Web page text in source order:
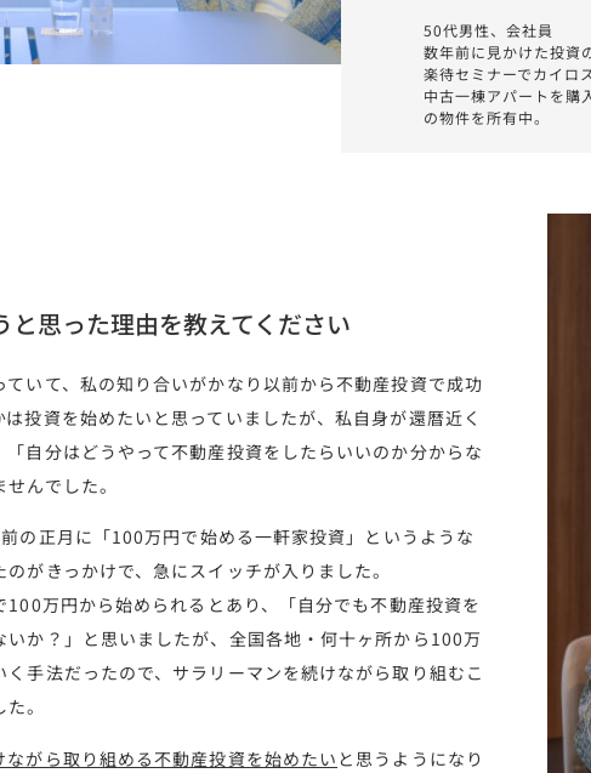
50代男性、会社員
数年前に見かけた投資
楽待セミナーでカイロ
中古一棟アパートを購
の物件を所有中。
と思った理由を教えてください
いて、私の知り合いがかなり以前から不動産投資で成功
投資を始めたいと思っていましたが、私自身が還暦近く
自分はどうやって不動産投資をしたらいいのか分からな
んでした。
の正月に「100万円で始める一軒家投資」というような
がきっかけで、急にスイッチが入りました。
万円から始められるとあり、「自分でも不動産投資を
か？」と思いましたが、全国各地・何十ヶ所から100万
手法だったので、サラリーマンを続けながら取り組むこ
。
がら取り組める不動産投資を始めたい と思うようになり